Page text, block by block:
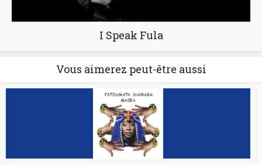
I Speak Fula
Vous aimerez peut-être aussi